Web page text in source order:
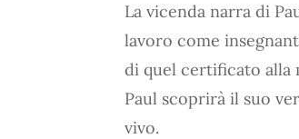
La vicenda narra di
lavoro come
di quel certificato alla
Paul scoprirà il suo
vivo.